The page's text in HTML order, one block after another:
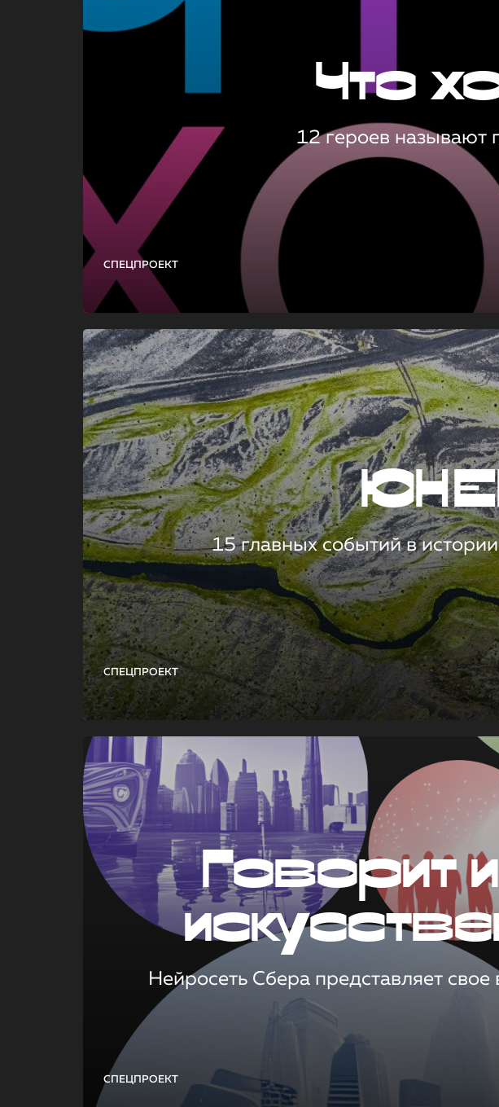
СПЕЦПРОЕКТ
Что
12 героев называют
СПЕЦПРОЕКТ
15 главных событий в
СПЕЦПРОЕКТ
Говорит
Нейросеть Сбера представляет